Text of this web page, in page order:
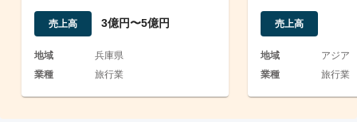
代理店
売上高 3億円〜5億円
地域
兵庫県
業種
旅行業
売上高
地域
アジア
業種
旅行業